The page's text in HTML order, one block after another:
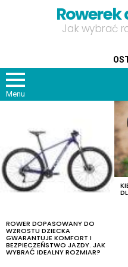
Jak wybrać
Menu
ROWER DOPASOWANY DO
WZROSTU DZIECKA
GWARANTUJE KOMFORT I
BEZPIECZEŃSTWO JAZDY. JAK
WYBRAĆ IDEALNY ROZMIAR?